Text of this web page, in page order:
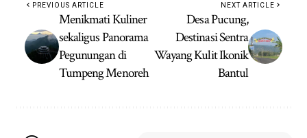
PREVIOUS ARTICLE
Menikmati Kuliner
sekaligus Panorama
Pegunungan di
Tumpeng Menoreh
NEXT ARTICLE
Desa Pucung,
Destinasi Sentra
Wayang Kulit Ikonik
Bantul